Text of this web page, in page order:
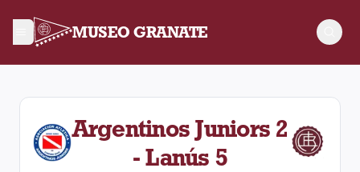
MUSEO GRANATE
Fecha 30. Partido entre Lanús y Argentinos Juniors
Argentinos Juniors 2
- Lanús 5